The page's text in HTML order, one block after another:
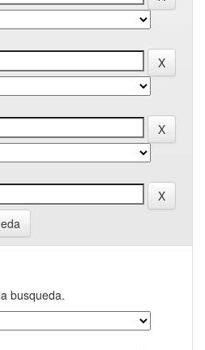
busqueda.